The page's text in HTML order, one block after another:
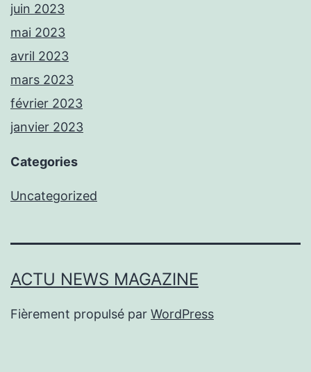
juin 2023
mai 2023
avril 2023
mars 2023
février 2023
janvier 2023
Categories
Uncategorized
ACTU NEWS MAGAZINE
Fièrement propulsé par WordPress